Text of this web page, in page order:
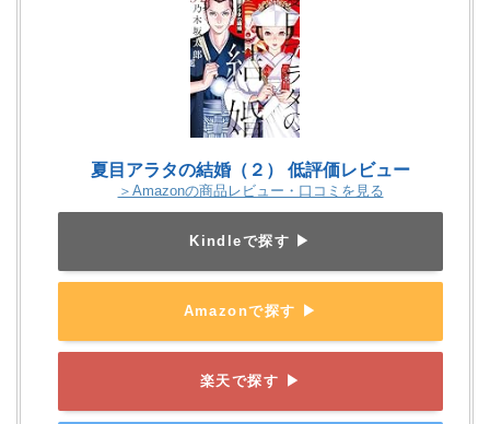
夏目アラタの結婚（２） 低評価レビュー
＞Amazonの商品レビュー・口コミを見る
Kindleで探す ▶
Amazonで探す ▶
楽天で探す ▶